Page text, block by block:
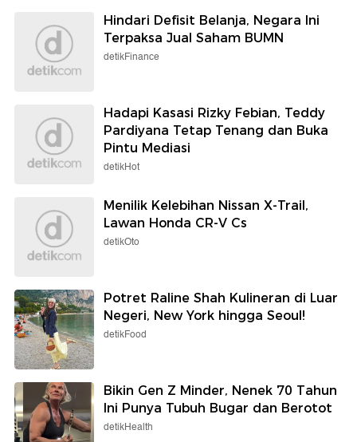
Hindari Defisit Belanja, Negara Ini
Terpaksa Jual Saham BUMN
detikFinance
Hadapi Kasasi Rizky Febian, Teddy
Pardiyana Tetap Tenang dan Buka
Pintu Mediasi
detikHot
Menilik Kelebihan Nissan X-Trail,
Lawan Honda CR-V Cs
detikOto
Potret Raline Shah Kulineran di Luar
Negeri, New York hingga Seoul!
detikFood
Bikin Gen Z Minder, Nenek 70 Tahun
Ini Punya Tubuh Bugar dan Berotot
detikHealth